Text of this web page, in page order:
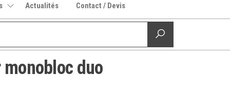
Actualités Contact / Devis
duo